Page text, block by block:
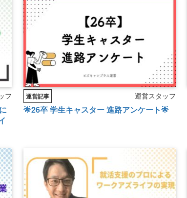
フ 運営記事 運営スタッフ
🌟26卒 学生キャスター 進路アンケート🌟